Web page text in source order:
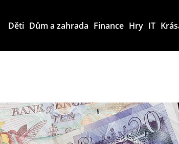
Děti Dům a zahrada Finance Hry IT